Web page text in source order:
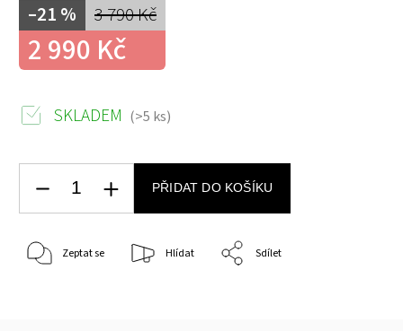
3 790 Kč
–21 %
2 990 Kč
SKLADEM (>5 ks)
PŘIDAT DO KOŠÍKU
Zeptat se Hlídat Sdílet